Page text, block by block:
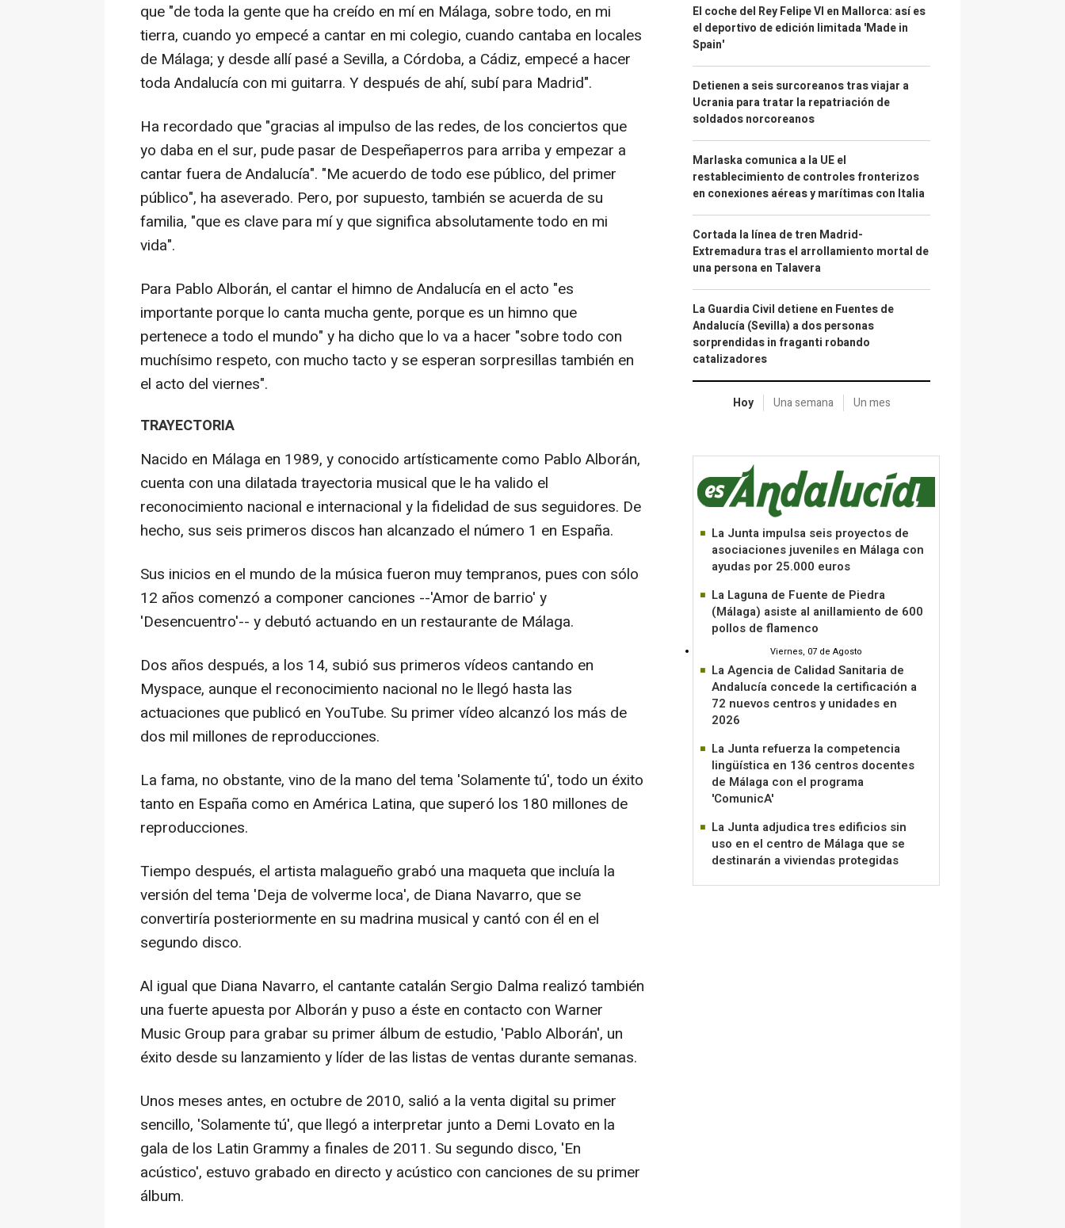
que "de toda la gente que ha creído en mí en Málaga, sobre todo, en mi
tierra, cuando yo empecé a cantar en mi colegio, cuando cantaba en locales
de Málaga; y desde allí pasé a Sevilla, a Córdoba, a Cádiz, empecé a hacer
toda Andalucía con mi guitarra. Y después de ahí, subí para Madrid".
Ha recordado que "gracias al impulso de las redes, de los conciertos que
yo daba en el sur, pude pasar de Despeñaperros para arriba y empezar a
cantar fuera de Andalucía". "Me acuerdo de todo ese público, del primer
público", ha aseverado. Pero, por supuesto, también se acuerda de su
familia, "que es clave para mí y que significa absolutamente todo en mi
vida".
Para Pablo Alborán, el cantar el himno de Andalucía en el acto "es
importante porque lo canta mucha gente, porque es un himno que
pertenece a todo el mundo" y ha dicho que lo va a hacer "sobre todo con
muchísimo respeto, con mucho tacto y se esperan sorpresillas también en
el acto del viernes".
TRAYECTORIA
Nacido en Málaga en 1989, y conocido artísticamente como Pablo Alborán,
cuenta con una dilatada trayectoria musical que le ha valido el
reconocimiento nacional e internacional y la fidelidad de sus seguidores. De
hecho, sus seis primeros discos han alcanzado el número 1 en España.
Sus inicios en el mundo de la música fueron muy tempranos, pues con sólo
12 años comenzó a componer canciones --'Amor de barrio' y
'Desencuentro'-- y debutó actuando en un restaurante de Málaga.
Dos años después, a los 14, subió sus primeros vídeos cantando en
Myspace, aunque el reconocimiento nacional no le llegó hasta las
actuaciones que publicó en YouTube. Su primer vídeo alcanzó los más de
dos mil millones de reproducciones.
La fama, no obstante, vino de la mano del tema 'Solamente tú', todo un éxito
tanto en España como en América Latina, que superó los 180 millones de
reproducciones.
Tiempo después, el artista malagueño grabó una maqueta que incluía la
versión del tema 'Deja de volverme loca', de Diana Navarro, que se
convertiría posteriormente en su madrina musical y cantó con él en el
segundo disco.
Al igual que Diana Navarro, el cantante catalán Sergio Dalma realizó también
una fuerte apuesta por Alborán y puso a éste en contacto con Warner
Music Group para grabar su primer álbum de estudio, 'Pablo Alborán', un
éxito desde su lanzamiento y líder de las listas de ventas durante semanas.
Unos meses antes, en octubre de 2010, salió a la venta digital su primer
sencillo, 'Solamente tú', que llegó a interpretar junto a Demi Lovato en la
gala de los Latin Grammy a finales de 2011. Su segundo disco, 'En
acústico', estuvo grabado en directo y acústico con canciones de su primer
álbum.
El coche del Rey Felipe VI en Mallorca: así es
el deportivo de edición limitada 'Made in
Spain'
Detienen a seis surcoreanos tras viajar a
Ucrania para tratar la repatriación de
soldados norcoreanos
Marlaska comunica a la UE el
restablecimiento de controles fronterizos
en conexiones aéreas y marítimas con Italia
Cortada la línea de tren Madrid-
Extremadura tras el arrollamiento mortal de
una persona en Talavera
La Guardia Civil detiene en Fuentes de
Andalucía (Sevilla) a dos personas
sorprendidas in fraganti robando
catalizadores
Hoy Una semana Un mes
La Junta impulsa seis proyectos de
asociaciones juveniles en Málaga con
ayudas por 25.000 euros
La Laguna de Fuente de Piedra
(Málaga) asiste al anillamiento de 600
pollos de flamenco
Viernes, 07 de Agosto
La Agencia de Calidad Sanitaria de
Andalucía concede la certificación a
72 nuevos centros y unidades en
2026
La Junta refuerza la competencia
lingüística en 136 centros docentes
de Málaga con el programa
'ComunicA'
La Junta adjudica tres edificios sin
uso en el centro de Málaga que se
destinarán a viviendas protegidas